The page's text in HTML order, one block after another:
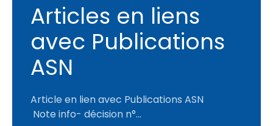
Articles en liens
avec Publications
ASN
Article en lien avec Publications ASN
Note info- décision n°...